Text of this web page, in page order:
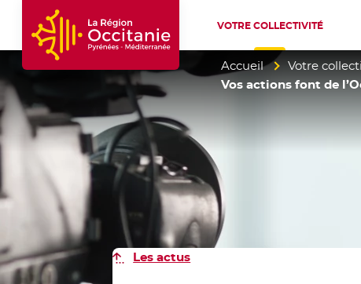
Accueil Région Occitanie / Pyrénées-
VOTRE COLLECTIVITÉ
Accueil Votre
Vos actions font de
Les actus